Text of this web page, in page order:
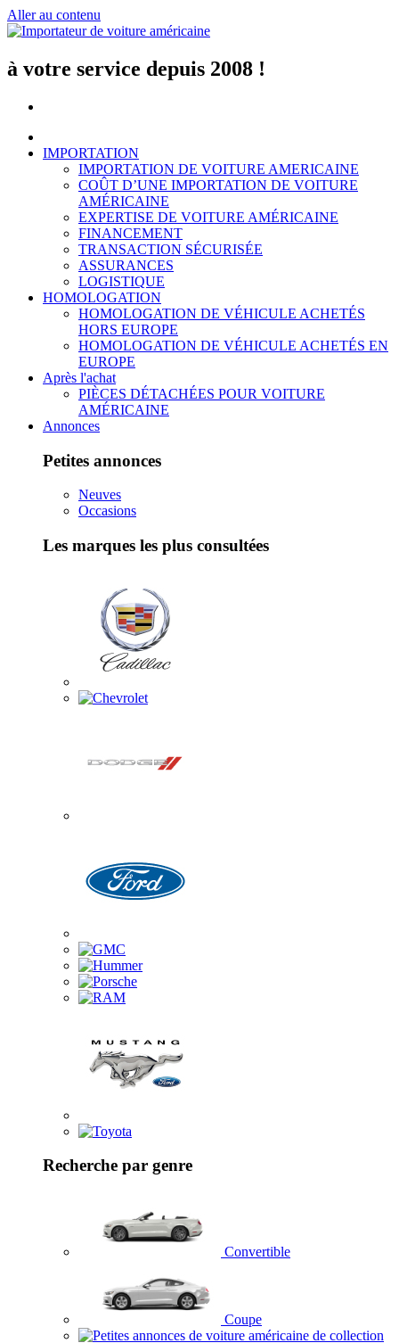
Aller au contenu
à votre service depuis 2008 !
IMPORTATION
IMPORTATION DE VOITURE AMERICAINE
COÛT D’UNE IMPORTATION DE VOITURE
AMÉRICAINE
EXPERTISE DE VOITURE AMÉRICAINE
FINANCEMENT
TRANSACTION SÉCURISÉE
ASSURANCES
LOGISTIQUE
HOMOLOGATION
HOMOLOGATION DE VÉHICULE ACHETÉS
HORS EUROPE
HOMOLOGATION DE VÉHICULE ACHETÉS EN
EUROPE
Après l'achat
PIÈCES DÉTACHÉES POUR VOITURE
AMÉRICAINE
Annonces
Petites annonces
Neuves
Occasions
Les marques les plus consultées
Recherche par genre
Convertible
Coupe